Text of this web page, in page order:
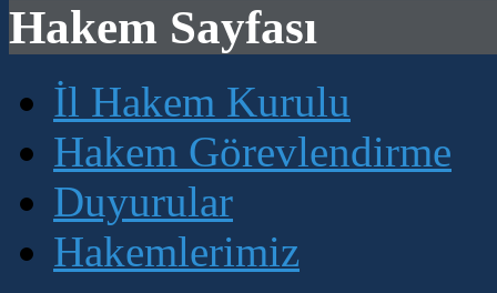
Hakem Sayfası
İl Hakem Kurulu
Hakem Görevlendirme
Duyurular
Hakemlerimiz